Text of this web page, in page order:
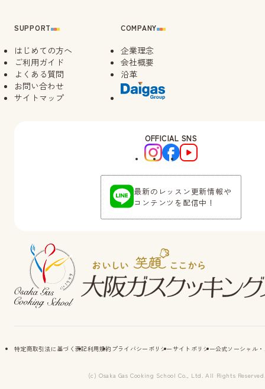
SUPPORT
はじめての方へ
ご利用ガイド
よくある質問
お問い合わせ
サイトマップ
COMPANY
企業理念
会社概要
沿革
OFFICIAL SNS
最新のレッスン更新情報や
コンテンツを配信中！
特定商取引法に基づく表記利用規約 プライバシーポリシーサイトポリシー公式ソーシャル
(c) Osaka Gas Cooking School Co., Ltd. All Rights